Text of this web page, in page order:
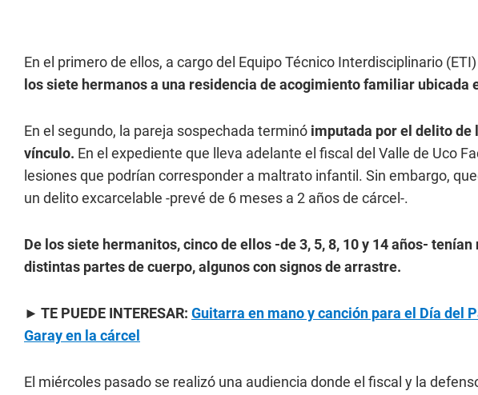
En el primero de ellos, a cargo del Equipo Técnico Interdisciplinario
los siete hermanos a una residencia de acogimiento familiar ubicada
En el segundo, la pareja sospechada terminó imputada por el delito de
vínculo. En el expediente que lleva adelante el fiscal del Valle de Uco
lesiones que podrían corresponder a maltrato infantil. Sin embargo,
un delito excarcelable -prevé de 6 meses a 2 años de cárcel-.
De los siete hermanitos, cinco de ellos -de 3, 5, 8, 10 y 14 años-
distintas partes de cuerpo, algunos con signos de arrastre.
► TE PUEDE INTERESAR: Guitarra en mano y canción para el Día del
Garay en la cárcel
El miércoles pasado se realizó una audiencia donde el fiscal y la